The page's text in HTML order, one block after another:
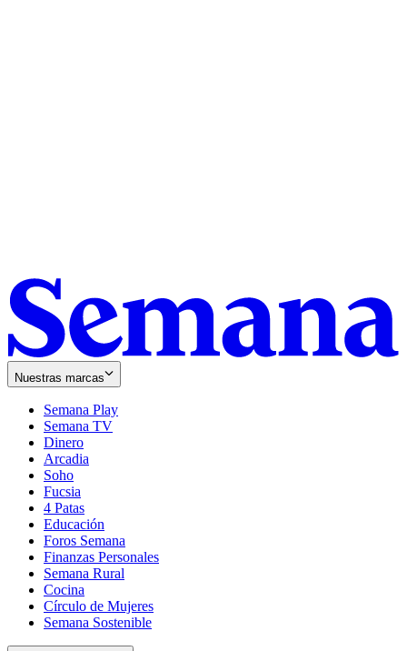
Nuestras marcas
Semana Play
Semana TV
Dinero
Arcadia
Soho
in
new
window
Fucsia
in
new
window
4 Patas
Educación
Foros Semana
Finanzas Personales
Semana Rural
Cocina
Círculo de Mujeres
Semana Sostenible